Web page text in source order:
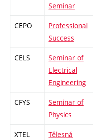
Seminar
CEPO
Professional
Success
CELS
Seminar of
Electrical
Engineering
CFYS
Seminar of
Physics
XTEL
Tělesná